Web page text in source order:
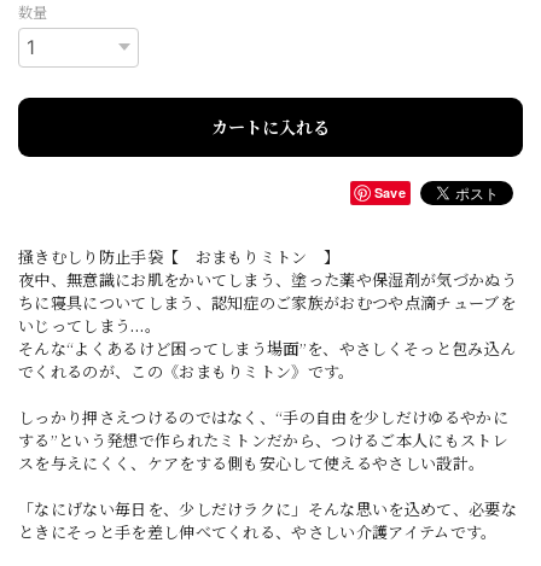
数量
カートに入れる
Save
掻きむしり防止手袋【 おまもりミトン 】
夜中、無意識にお肌をかいてしまう、塗った薬や保湿剤が気づかぬう
ちに寝具についてしまう、認知症のご家族がおむつや点滴チューブを
いじってしまう…。
そんな“よくあるけど困ってしまう場面”を、やさしくそっと包み込ん
でくれるのが、この《おまもりミトン》です。
しっかり押さえつけるのではなく、“手の自由を少しだけゆるやかに
する”という発想で作られたミトンだから、つけるご本人にもストレ
スを与えにくく、ケアをする側も安心して使えるやさしい設計。
「なにげない毎日を、少しだけラクに」そんな思いを込めて、必要な
ときにそっと手を差し伸べてくれる、やさしい介護アイテムです。